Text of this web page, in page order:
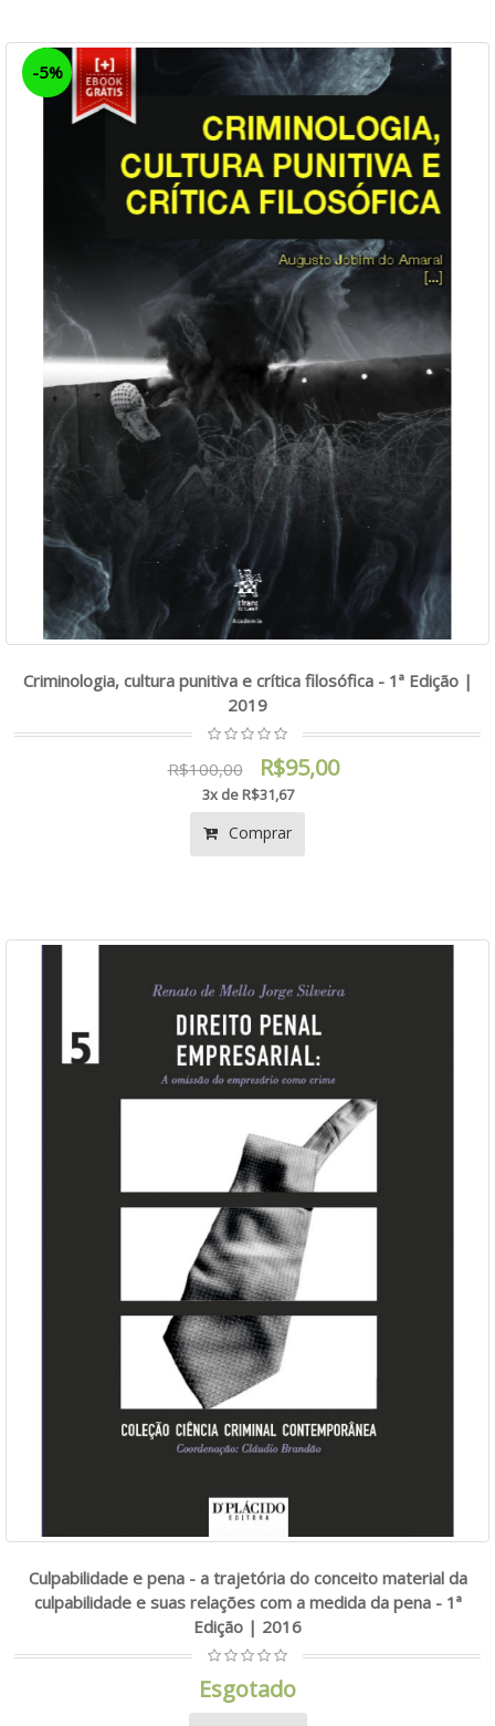
-5%
Criminologia, cultura punitiva e crítica filosófica - 1ª Edição |
2019
R$100,00 R$95,00
3x de R$31,67
Comprar
Culpabilidade e pena - a trajetória do conceito material da
culpabilidade e suas relações com a medida da pena - 1ª
Edição | 2016
Esgotado